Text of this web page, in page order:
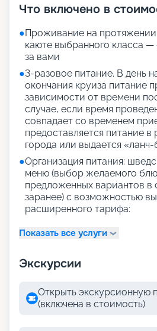
Что включено в
●Проживание на
каюте выбранного класса —
за вами
●3-разовое питание. В день
окончания круиза питание
зависимости от времени
случае, если время
совпадает со временем
предоставляется питание
города или выдается «ланч-
●Организация питания:
меню (выбор желаемого
предложенных вариантов в
заранее) с возможностью
расширенного тарифа:
Показать все услуги
Экскурсии
Открыть экскурсионную
(включена в стоимость)